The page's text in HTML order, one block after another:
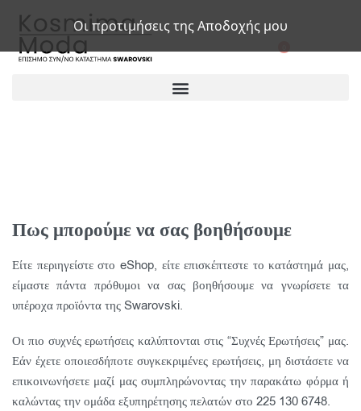
Πως μπορούμε να σας βοηθήσουμε
Είτε περιηγείστε στο eShop, είτε επισκέπτεστε το κατάστημά μας,
είμαστε πάντα πρόθυμοι να σας βοηθήσουμε να γνωρίσετε τα
υπέροχα προϊόντα της Swarovski.
Οι πιο συχνές ερωτήσεις καλύπτονται στις “Συχνές Ερωτήσεις” μας.
Εάν έχετε οποιεσδήποτε συγκεκριμένες ερωτήσεις, μη διστάσετε να
επικοινωνήσετε μαζί μας συμπληρώνοντας την παρακάτω φόρμα ή
καλώντας την ομάδα εξυπηρέτησης πελατών στο 225 130 6748.
Οι προτιμήσεις της Αποδοχής μου